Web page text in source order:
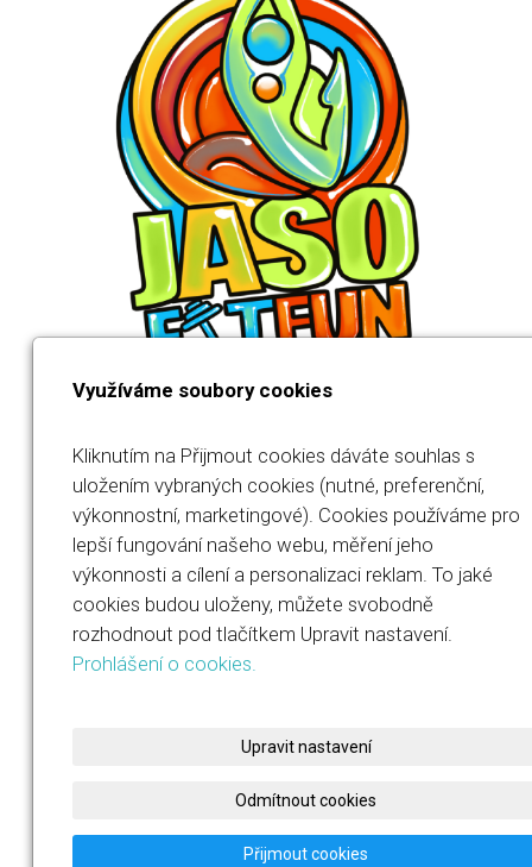
Jana Součková
IČO: 23567694
+420 732 486 460
jana@jasofitfun.cz
Využíváme soubory cookies
Kliknutím na Přijmout cookies dáváte souhlas s
uložením vybraných cookies (nutné, preferenční,
výkonnostní, marketingové). Cookies používáme pro
lepší fungování našeho webu, měření jeho
výkonnosti a cílení a personalizaci reklam. To jaké
cookies budou uloženy, můžete svobodně
rozhodnout pod tlačítkem Upravit nastavení.
Prohlášení o cookies.
Upravit nastavení
Odmítnout cookies
Přijmout cookies